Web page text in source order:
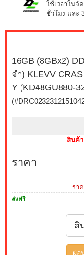
ใช้เวลาในจั
ชั่วโมง และ
16GB (8GBx2)
จำ) KLEVV
Y (KD48GU880-
สินค้า
ราคา
รา
ส่งฟรี
สิ
ผ่อ